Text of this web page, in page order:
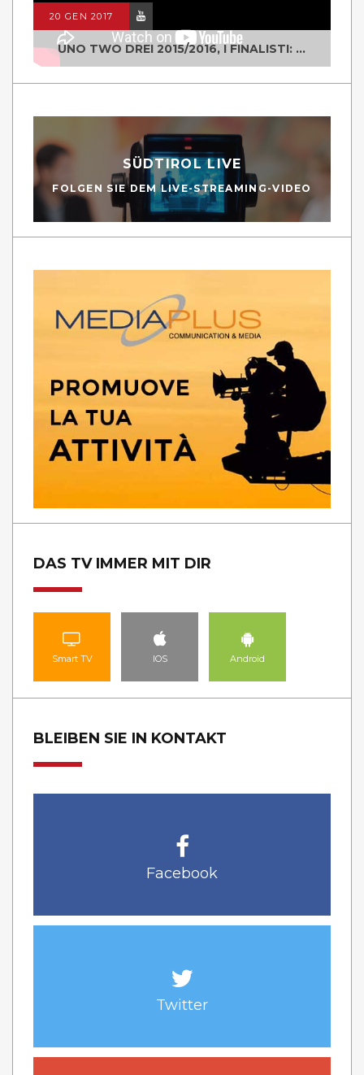
20 GEN 2017
UNO TWO DREI 2015/2016, I FINALISTI: CLASSE IV ALS ISTITUTO "DEGASPERI" BORGO VALSUGANA
SÜDTIROL LIVE
FOLGEN SIE DEM LIVE-STREAMING-VIDEO
DAS TV IMMER MIT DIR
Smart TV IOS Android
BLEIBEN SIE IN KONTAKT
Facebook
Twitter